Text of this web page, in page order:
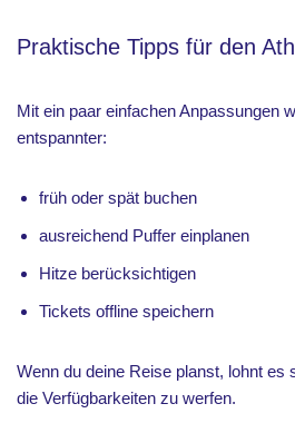
Praktische Tipps für den
Mit ein paar einfachen Anpassungen
entspannter:
früh oder spät buchen
ausreichend Puffer einplanen
Hitze berücksichtigen
Tickets offline speichern
Wenn du deine Reise planst, lohnt es
die Verfügbarkeiten zu werfen.